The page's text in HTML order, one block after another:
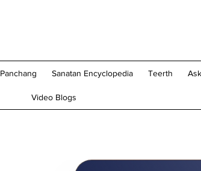
Panchang Sanatan Encyclopedia Teerth
Video Blogs